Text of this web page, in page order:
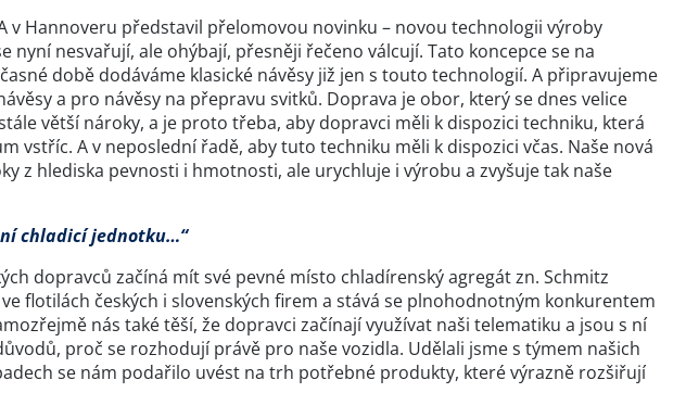
v Hannoveru představil přelomovou novinku – novou technologii výroby
nyní nesvařují, ale ohýbají, přesněji řečeno válcují. Tato koncepce se na
době dodáváme klasické návěsy již jen s touto technologií. A připravujeme
a pro návěsy na přepravu svitků. Doprava je obor, který se dnes velice
větší nároky, a je proto třeba, aby dopravci měli k dispozici techniku, která
vstříc. A v neposlední řadě, aby tuto techniku měli k dispozici včas. Naše nová
z hlediska pevnosti i hmotnosti, ale urychluje i výrobu a zvyšuje tak naše
chladicí jednotku…“
dopravců začíná mít své pevné místo chladírenský agregát zn. Schmitz
flotilách českých i slovenských firem a stává se plnohodnotným konkurentem
nás také těší, že dopravci začínají využívat naši telematiku a jsou s ní
proč se rozhodují právě pro naše vozidla. Udělali jsme s týmem našich
se nám podařilo uvést na trh potřebné produkty, které výrazně rozšiřují